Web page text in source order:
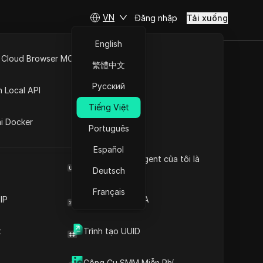
Browser User Agent của tôi là
Trình tạo mã 2FA
Trình tạo UUID
Browser MCP
Local API
Docker
VN
English
繁體中文
Русский
Tiếng Việt
Português
Español
Deutsch
Français
Đăng nhập Tải xuống
Giới thiệu nội dung